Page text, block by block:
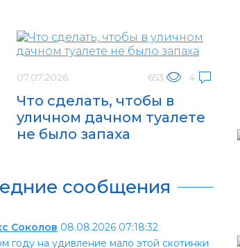
07.07.2026 653 4
Что сделать, чтобы в
уличном дачном туалете
не было запаха
сообщения
Соколов 08.08.2026 07:18:32
году на удивление мало этой скотинки